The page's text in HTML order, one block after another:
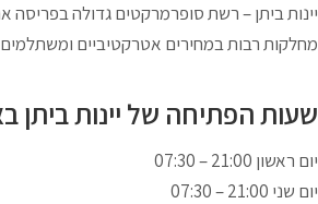
יינות ביתן – רשת סופרמרקטים גדולה בפריסה
מחלקות רבות במחירים אטרקטיביים
שעות הפתיחה של יינות ביתן
07:30 – 21:00 יום ראשון
07:30 – 21:00 יום שני